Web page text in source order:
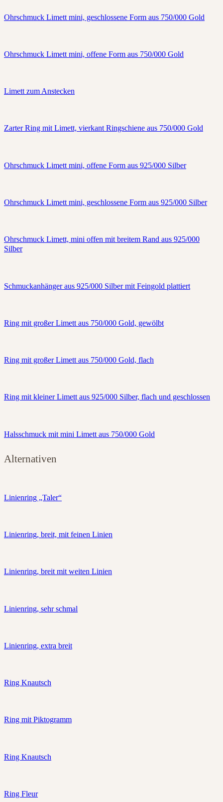
Ohrschmuck Limett mini, geschlossene Form aus 750/000 Gold
Ohrschmuck Limett mini, offene Form aus 750/000 Gold
Limett zum Anstecken
Zarter Ring mit Limett, vierkant Ringschiene aus 750/000 Gold
Ohrschmuck Limett mini, offene Form aus 925/000 Silber
Ohrschmuck Limett mini, geschlossene Form aus 925/000 Silber
Ohrschmuck Limett, mini offen mit breitem Rand aus 925/000
Silber
Schmuckanhänger aus 925/000 Silber mit Feingold plattiert
Ring mit großer Limett aus 750/000 Gold, gewölbt
Ring mit großer Limett aus 750/000 Gold, flach
Ring mit kleiner Limett aus 925/000 Silber, flach und geschlossen
Halsschmuck mit mini Limett aus 750/000 Gold
Alternativen
Linienring „Taler“
Linienring, breit, mit feinen Linien
Linienring, breit mit weiten Linien
Linienring, sehr schmal
Linienring, extra breit
Ring Knautsch
Ring mit Piktogramm
Ring Knautsch
Ring Fleur